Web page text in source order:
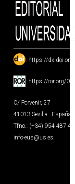
: https://
: https://ror.org/
C/ Porvenir, 27
41013 Sevilla · España
Tfno.: (+34) 954 487
info-eus@us.es